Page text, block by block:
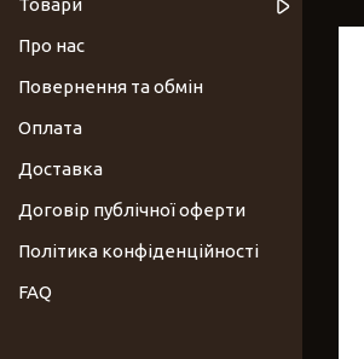
Товари
Про нас
Повернення та обмін
Оплата
Доставка
Договір публічної оферти
Політика конфіденційності
FAQ